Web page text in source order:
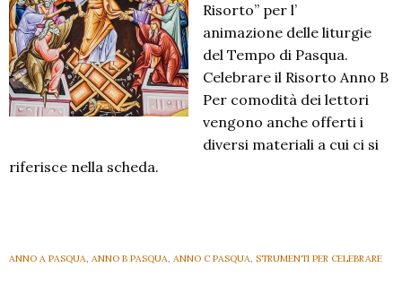
Risorto” per l’
animazione delle liturgie
del Tempo di Pasqua.
Celebrare il Risorto Anno B
Per comodità dei lettori
vengono anche offerti i
diversi materiali a cui ci si
riferisce nella scheda.
ANNO A PASQUA, ANNO B PASQUA, ANNO C PASQUA, STRUMENTI PER CELEBRARE